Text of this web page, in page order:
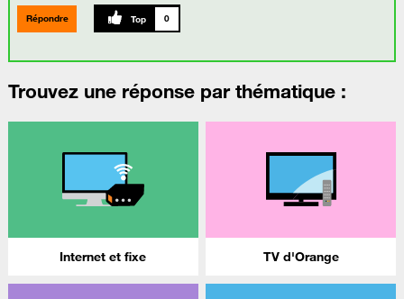
Répondre 0
Trouvez une réponse par thématique :
Internet et fixe TV d'Orange